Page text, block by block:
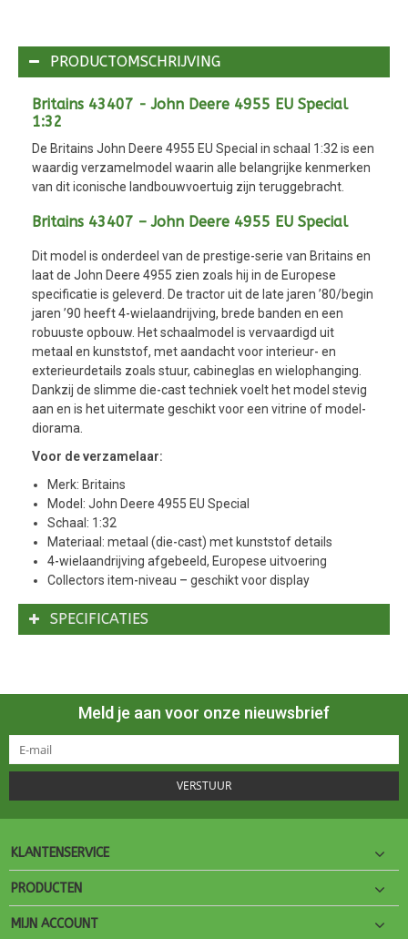
PRODUCTOMSCHRIJVING
Britains 43407 - John Deere 4955 EU Special
1:32
De Britains John Deere 4955 EU Special in schaal 1:32 is een
waardig verzamelmodel waarin alle belangrijke kenmerken
van dit iconische landbouwvoertuig zijn teruggebracht.
Britains 43407 – John Deere 4955 EU Special
Dit model is onderdeel van de prestige-serie van Britains en
laat de John Deere 4955 zien zoals hij in de Europese
specificatie is geleverd. De tractor uit de late jaren ’80/begin
jaren ’90 heeft 4-wielaandrijving, brede banden en een
robuuste opbouw. Het schaalmodel is vervaardigd uit
metaal en kunststof, met aandacht voor interieur- en
exterieurdetails zoals stuur, cabineglas en wielophanging.
Dankzij de slimme die-cast techniek voelt het model stevig
aan en is het uitermate geschikt voor een vitrine of model-
diorama.
Voor de verzamelaar:
Merk: Britains
Model: John Deere 4955 EU Special
Schaal: 1:32
Materiaal: metaal (die-cast) met kunststof details
4-wielaandrijving afgebeeld, Europese uitvoering
Collectors item-niveau – geschikt voor display
SPECIFICATIES
Meld je aan voor onze nieuwsbrief
VERSTUUR
KLANTENSERVICE
PRODUCTEN
MIJN ACCOUNT